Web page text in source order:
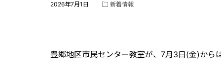
2026年7月1日 新着情報
豊郷地区市民センター教室が、7月3日(金)から